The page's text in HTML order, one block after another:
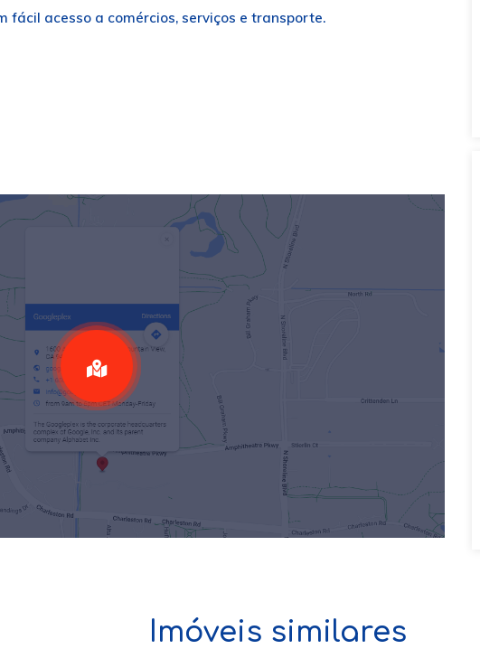
fácil acesso a comércios, serviços e transporte.
Imóveis similares